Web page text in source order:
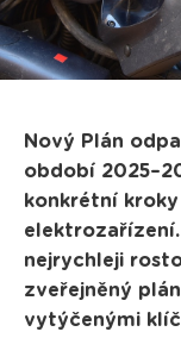
Nový Plán
období
konkrétní
nejrychleji
zveřejněný
vytýčenými